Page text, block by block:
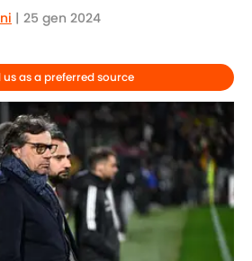
| 25 gen 2024
us as a preferred source